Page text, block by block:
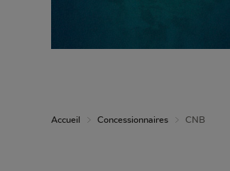
Accueil Concessionnaires CNB